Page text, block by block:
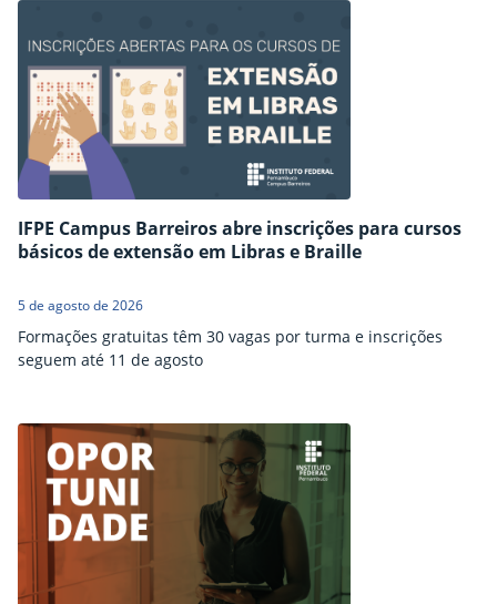
IFPE Campus Barreiros abre inscrições para cursos
básicos de extensão em Libras e Braille
5 de agosto de 2026
Formações gratuitas têm 30 vagas por turma e inscrições
seguem até 11 de agosto